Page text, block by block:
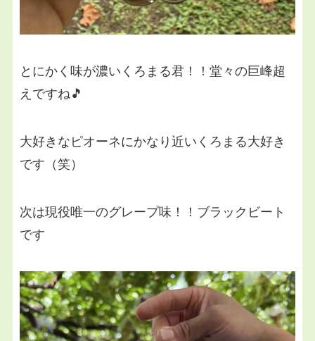
とにかく味が濃いくろまる君！！堂々の巨峰超
えですね🎵
大好きなピオーネにかなり近いくろまる大好き
です（笑）
次は現役唯一のグレープ味！！ブラックビート
です